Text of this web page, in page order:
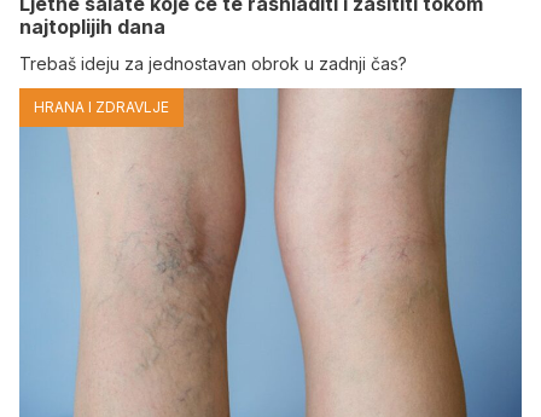
najtoplijih dana
Trebaš ideju za jednostavan obrok u zadnji čas?
HRANA I ZDRAVLJE